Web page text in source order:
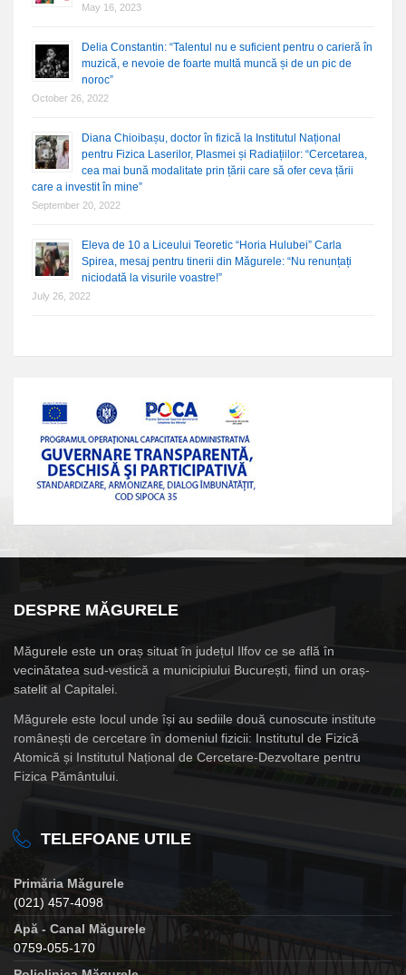
May 16, 2023
Delia Constantin: “Talentul nu e suficient pentru o carieră în
muzică, e nevoie de foarte multă muncă și de un pic de
noroc”
October 26, 2022
Diana Chioibașu, doctor în fizică la Institutul Național
pentru Fizica Laserilor, Plasmei și Radiațiilor: “Cercetarea,
cea mai bună modalitate prin țării care să ofer ceva țării
care a investit în mine”
September 20, 2022
Eleva de 10 a Liceului Teoretic “Horia Hulubei” Carla
Spirea, mesaj pentru tinerii din Măgurele: “Nu renunțați
niciodată la visurile voastre!”
July 26, 2022
DESPRE MĂGURELE
Măgurele este un oraș situat în județul Ilfov ce se află în
vecinătatea sud-vestică a municipiului București, fiind un oraș-
satelit al Capitalei.
Măgurele este locul unde își au sediile două cunoscute institute
românești de cercetare în domeniul fizicii: Institutul de Fizică
Atomică și Institutul Național de Cercetare-Dezvoltare pentru
Fizica Pământului.
TELEFOANE UTILE
Primăria Măgurele
(021) 457-4098
Apă - Canal Măgurele
0759-055-170